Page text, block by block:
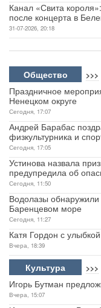
Канал «Свита
после концерта в
31-07-2026, 20:18
Общество >>>
Праздничное
Ненецком округе
Сегодня, 17:07
Андрей Барабас
физкультурника и
Сегодня, 17:05
Устинова назвала
предупредила об
Сегодня, 11:50
Водолазы
Баренцевом море
Сегодня, 11:27
Катя Гордон с
Вчера, 18:39
Культура >>>
Игорь Бутман
Вчера, 15:07